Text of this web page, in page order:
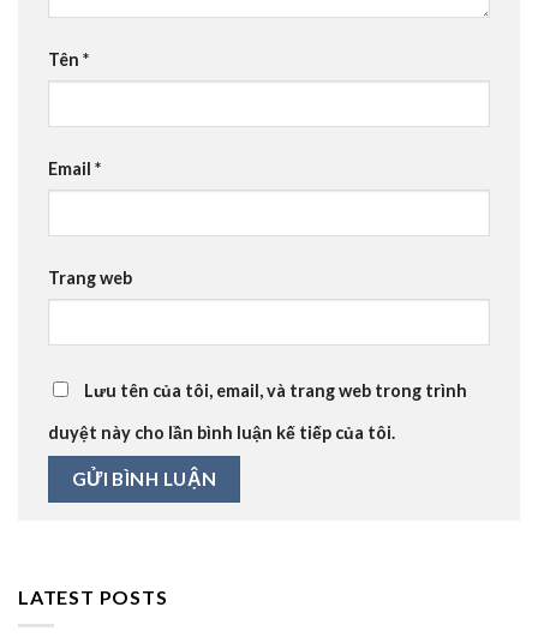
Tên *
Email *
Trang web
Lưu tên của tôi, email, và trang web trong trình
duyệt này cho lần bình luận kế tiếp của tôi.
LATEST POSTS